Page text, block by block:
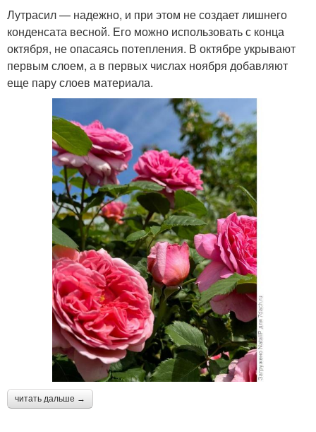
Лутрасил — надежно, и при этом не создает лишнего
конденсата весной. Его можно использовать с конца
октября, не опасаясь потепления. В октябре укрывают
первым слоем, а в первых числах ноября добавляют
еще пару слоев материала.
читать дальше →